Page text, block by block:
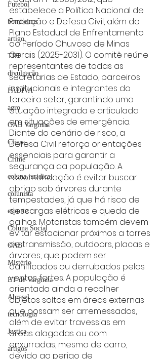
Futebol
bombeiros
artigo
TRT
divulgação
FADIVA
agro
OAB Varginha
Clima
Crime
coluna juridica
colunista
esporte
Coluna Social
OAB
Mistério
ET de Varginha
Abrasel
tecnologia
Justiça
artigos
estabelece a Política Nacional de
Proteção e Defesa Civil, além do
Plano Estadual de Enfrentamento
ao Período Chuvoso de Minas
Gerais (2025-2031). O comitê reúne
representantes de todas as
secretarias de Estado, parceiros
institucionais e integrantes do
terceiro setor, garantindo uma
atuação integrada e articulada
em situações de emergência.
Diante do cenário de risco, a
Defesa Civil reforça orientações
essenciais para garantir a
segurança da população. A
recomendação é evitar buscar
abrigo sob árvores durante
tempestades, já que há risco de
descargas elétricas e queda de
galhos. Motoristas também devem
evitar estacionar próximos a torres
de transmissão, outdoors, placas e
árvores, que podem ser
danificados ou derrubados pelos
ventos fortes. A população é
orientada ainda a recolher
objetos soltos em áreas externas
que possam ser arremessados,
além de evitar travessias em
áreas alagadas ou com
enxurradas, mesmo de carro,
devido ao perigo de